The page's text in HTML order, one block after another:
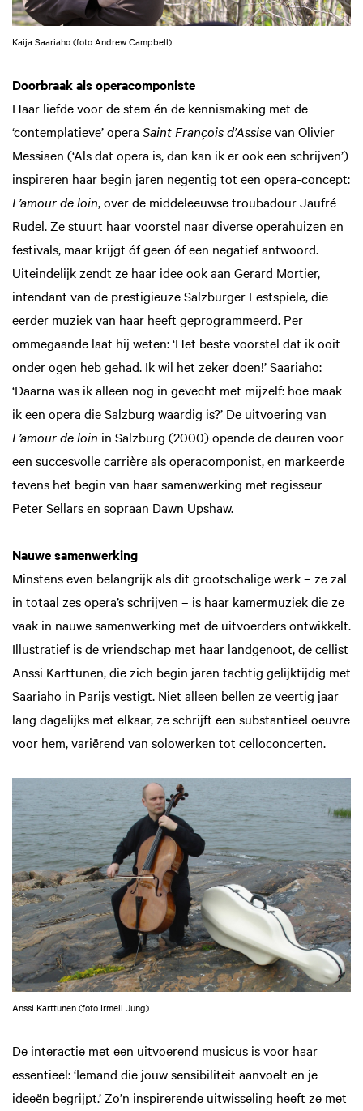
Kaija Saariaho (foto Andrew Campbell)
Doorbraak als operacomponiste
Haar liefde voor de stem én de kennismaking met de
‘contemplatieve’ opera Saint François d’Assisevan Olivier
Messiaen (‘Als dat opera is, dan kan ik er ook een schrijven’)
inspireren haar begin jaren negentig tot een opera-concept:
L’amour de loin, over de middeleeuwse troubadour Jaufré
Rudel. Ze stuurt haar voorstel naar diverse operahuizen en
festivals, maar krijgt óf geen óf een negatief antwoord.
Uiteindelijk zendt ze haar idee ook aan Gerard Mortier,
intendant van de prestigieuze Salzburger Festspiele, die
eerder muziek van haar heeft geprogrammeerd. Per
ommegaande laat hij weten: ‘Het beste voorstel dat ik ooit
onder ogen heb gehad. Ik wil het zeker doen!’ Saariaho:
‘Daarna was ik alleen nog in gevecht met mijzelf: hoe maak
ik een opera die Salzburg waardig is?’ De uitvoering van
L’amour de loin in Salzburg (2000) opende de deuren voor
een succesvolle carrière als operacomponist, en markeerde
tevens het begin van haar samenwerking met regisseur
Peter Sellars en sopraan Dawn Upshaw.
Nauwe samenwerking
Minstens even belangrijk als dit grootschalige werk – ze zal
in totaal zes opera’s schrijven – is haar kamermuziek die ze
vaak in nauwe samenwerking met de uitvoerders ontwikkelt.
Illustratief is de vriendschap met haar landgenoot, de cellist
Anssi Karttunen, die zich begin jaren tachtig gelijktijdig met
Saariaho in Parijs vestigt. Niet alleen bellen ze veertig jaar
lang dagelijks met elkaar, ze schrijft een substantieel oeuvre
voor hem, variërend van solowerken tot celloconcerten.
Anssi Karttunen (foto Irmeli Jung)
De interactie met een uitvoerend musicus is voor haar
essentieel: ‘Iemand die jouw sensibiliteit aanvoelt en je
ideeën begrijpt.’ Zo’n inspirerende uitwisseling heeft ze met